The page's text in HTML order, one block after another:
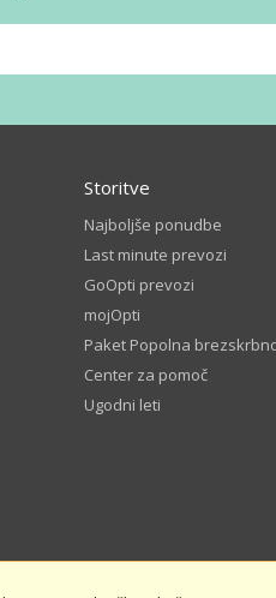
Storitve
Najboljše ponudbe
Last minute prevozi
GoOpti prevozi
mojOpti
Paket Popolna
Center za pomoč
Ugodni leti